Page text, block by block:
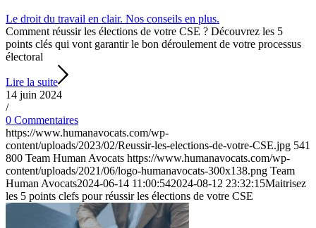
Le droit du travail en clair. Nos conseils en plus.
Comment réussir les élections de votre CSE ? Découvrez les 5
points clés qui vont garantir le bon déroulement de votre processus
électoral
Lire la suite
14 juin 2024
/
0 Commentaires
https://www.humanavocats.com/wp-
content/uploads/2023/02/Reussir-les-elections-de-votre-CSE.jpg 541
800 Team Human Avocats https://www.humanavocats.com/wp-
content/uploads/2021/06/logo-humanavocats-300x138.png Team
Human Avocats2024-06-14 11:00:542024-08-12 23:32:15Maitrisez
les 5 points clefs pour réussir les élections de votre CSE